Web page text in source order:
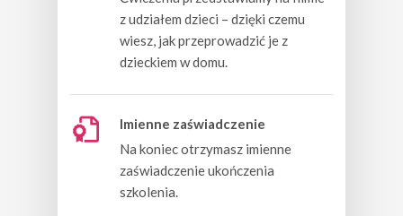
z udziałem dzieci – dzięki czemu
wiesz, jak przeprowadzić je z
dzieckiem w domu.
Imienne zaświadczenie
Na koniecotrzymasz imienne
zaświadczenie ukończenia
szkolenia.